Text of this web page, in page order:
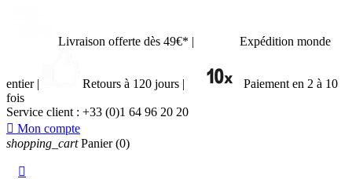
Livraison offerte dès 49€* | Expédition monde
entier | Retours à 120 jours |
Paiement en 2 à 10
fois
Service client : +33 (0)1 64 96 20 20
 Mon compte
shopping_cart Panier (0)
